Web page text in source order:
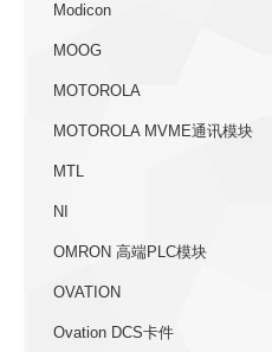
Modicon
MOOG
MOTOROLA
MOTOROLA MVME通讯模块
MTL
NI
OMRON 高端PLC模块
OVATION
Ovation DCS卡件